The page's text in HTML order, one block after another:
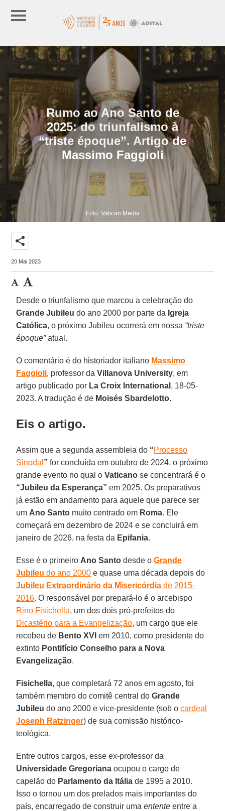
Rumo ao Ano Santo de
2025: do triunfalismo à
“triste époque”. Artigo de
Massimo Faggioli
Foto: Vatican Media
share
20 Mai 2023
Desde o triunfalismo que marcou a celebração do
Grande Jubileu do ano 2000 por parte da Igreja
Católica, o próximo Jubileu ocorrerá em nossa “triste
époque”atual.
O comentário é do historiador italiano Massimo
Faggioli, professor daVillanova University, em
artigo publicado por La Croix International , 18-05-
2023. A tradução é de Moisés Sbardelotto.
Eis o artigo.
Assim que a segunda assembleia do “Processo
Sinodal ” for concluída em outubro de 2024, o próximo
grande evento no qual oVaticano se concentrará é o
“Jubileu da Esperança” em 2025. Os preparativos
já estão em andamento para aquele que parece ser
um Ano Santo muito centrado em Roma. Ele
começará em dezembro de 2024 e se concluirá em
janeiro de 2026, na festa da Epifania.
Esse é o primeiro Ano Santo desde oGrande
Jubileu do ano 2000 e quase uma década depois do
Jubileu Extraordinário da Misericórdia de 2015-
2016. O responsável por prepará-lo é o arcebispo
Rino Fisichella, um dos dois pró-prefeitos do
Dicastério para a Evangelização, um cargo que ele
recebeu de Bento XVI em 2010, como presidente do
extinto Pontifício Conselho para a Nova
Evangelização.
Fisichella, que completará 72 anos em agosto, foi
também membro do comitê central doGrande
Jubileu do ano 2000 e vice-presidente (sob ocardeal
Joseph Ratzinger) de sua comissão histórico-
teológica.
Entre outros cargos, esse ex-professor da
Universidade Gregoriana ocupou o cargo de
capelão do Parlamento da Itáliade 1995 a 2010.
Isso o tornou um dos prelados mais importantes do
país, encarregado de construir umaentente entre a